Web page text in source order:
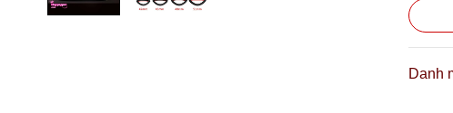
Danh